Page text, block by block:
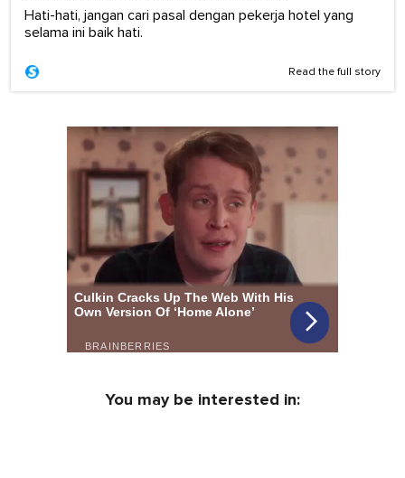
Hati-hati, jangan cari pasal dengan pekerja hotel yang
selama ini baik hati.
Read the full story
You may be interested in: